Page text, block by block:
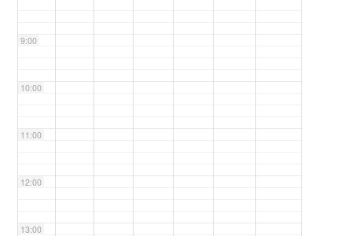
9:00
10:00
11:00
12:00
13:00